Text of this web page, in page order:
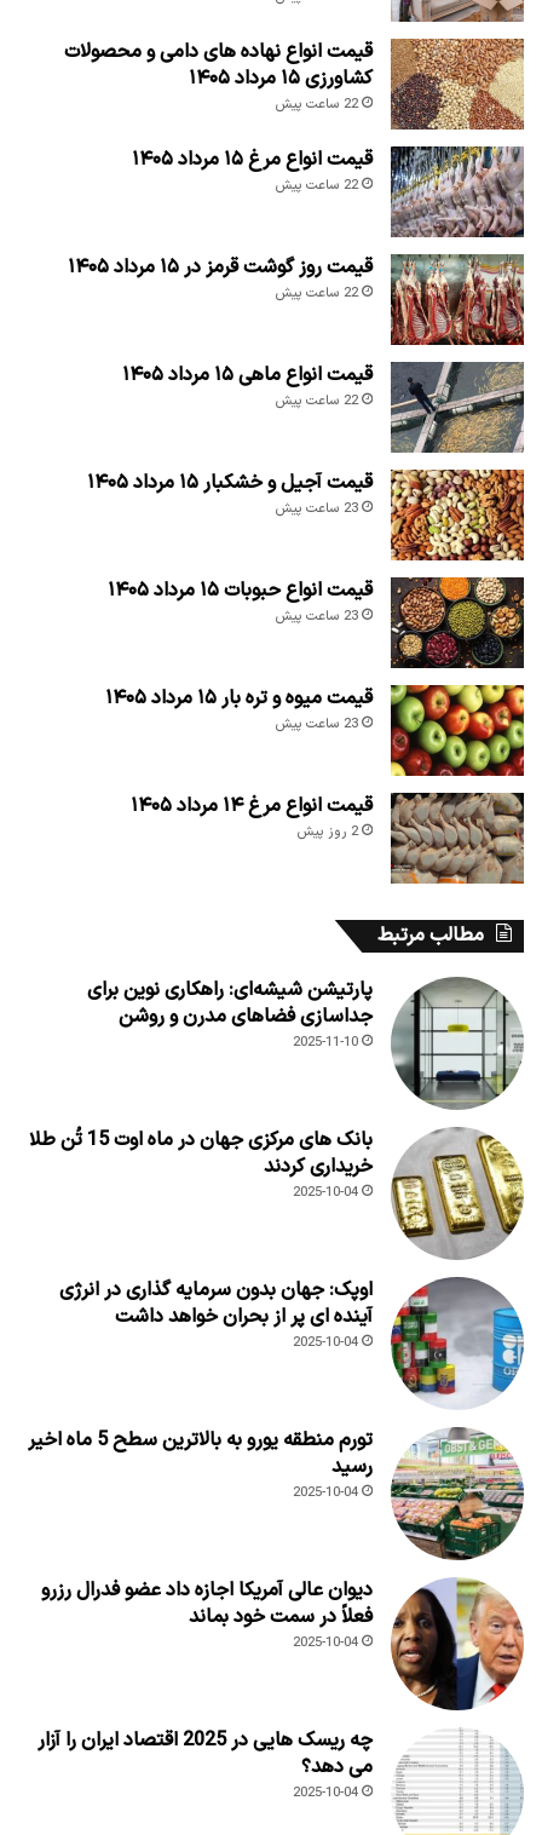
قیمت انواع نهاده های دامی و محصولات
کشاورزی ۱۵ مرداد ۱۴۰۵
22 ساعت پیش
قیمت انواع مرغ ۱۵ مرداد ۱۴۰۵
22 ساعت پیش
قیمت روز گوشت قرمز در ۱۵ مرداد ۱۴۰۵
22 ساعت پیش
قیمت انواع ماهی ۱۵ مرداد ۱۴۰۵
22 ساعت پیش
قیمت آجیل و خشکبار ۱۵ مرداد ۱۴۰۵
23 ساعت پیش
قیمت انواع حبوبات ۱۵ مرداد ۱۴۰۵
23 ساعت پیش
قیمت میوه و تره بار ۱۵ مرداد ۱۴۰۵
23 ساعت پیش
قیمت انواع مرغ ۱۴ مرداد ۱۴۰۵
2 روز پیش
مطالب مرتبط
پارتیشن شیشه‌ای: راهکاری نوین برای
جداسازی فضاهای مدرن و روشن
2025-11-10
بانک های مرکزی جهان در ماه اوت 15 تُن طلا
خریداری کردند
2025-10-04
اوپک: جهان بدون سرمایه گذاری در انرژی
آینده ای پر از بحران خواهد داشت
2025-10-04
تورم منطقه یورو به بالاترین سطح 5 ماه اخیر
رسید
2025-10-04
دیوان عالی آمریکا اجازه داد عضو فدرال رزرو
فعلاً در سمت خود بماند
2025-10-04
چه ریسک هایی در 2025 اقتصاد ایران را آزار
می دهد؟
2025-10-04